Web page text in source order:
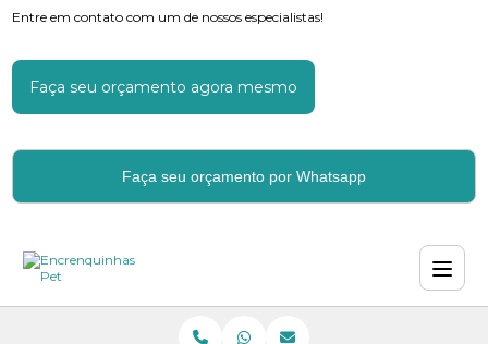
Entre em contato com um de nossos especialistas!
Faça seu orçamento agora mesmo
Faça seu orçamento por Whatsapp